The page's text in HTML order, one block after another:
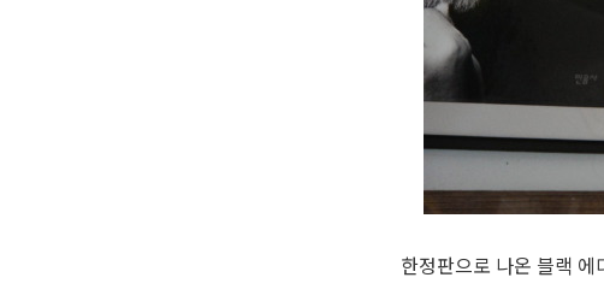
한정판으로 나온 블랙